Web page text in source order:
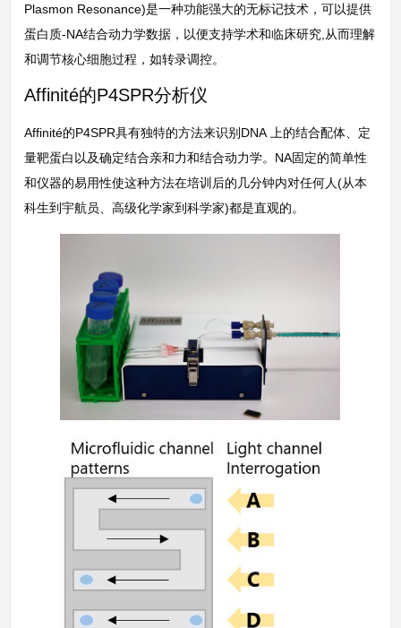
Plasmon Resonance)是一种功能强大的无标记技术，可以提供
蛋白质-NA结合动力学数据，以便支持学术和临床研究,从而理解
和调节核心细胞过程，如转录调控。
Affinité的P4SPR分析仪
Affinité的P4SPR具有独特的方法来识别DNA 上的结合配体、定
量靶蛋白以及确定结合亲和力和结合动力学。NA固定的简单性
和仪器的易用性使这种方法在培训后的几分钟内对任何人(从本
科生到宇航员、高级化学家到科学家)都是直观的。